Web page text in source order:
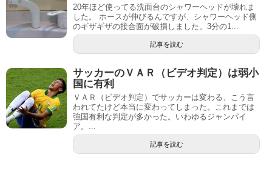
20年ほど使ってる洗面台のシャワーヘッドが壊れま
した。 ホースが伸びるんですが、シャワーヘッド側
のギザギザの接合面が破損しました。3分の1...
記事を読む
サッカーのＶＡＲ（ビデオ判定）は弱小
国に有利
ＶＡＲ（ビデオ判定）でサッカーは変わる、こう言
われてたけど本当に変わってしまった。これまでは
強国有利な判定が多かった。いわゆるジャンパイ
ア。...
記事を読む